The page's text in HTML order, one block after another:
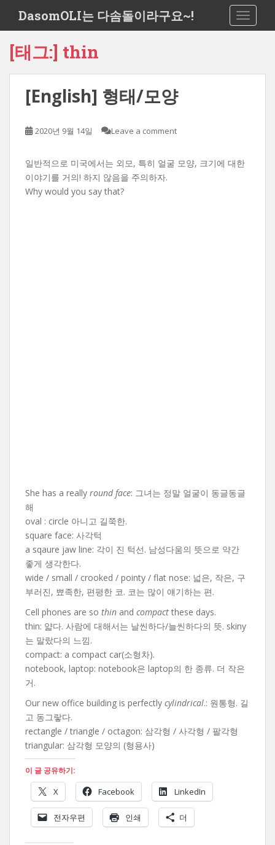
i
DasomOLI는 다솜돌이라구요~!
[태그:] thin
[English] 형태/모양
2020년 9월 14일 Leave a comment
일반적으로 미국에서는 외모, 특히 얼굴 모양, 크기에 대한
이야기를 거의! 하지 않음을 주의하자.
Why would you say that?
She has a really round face: 그녀는 정말 얼굴이 동글동글
해
oval : circle 아니고 길쭉한.
square face: 사각턱
a sqaure jaw line: 각이 진 턱선. 남성다움의 뜻으로 약간
좋게 생각한다.
wide / small / crooked / pointy / flat nose: 넓은, 작은, 구
부러진, 뾰족한, 편평한 코. 코는 많이 얘기하는 편.
Cell phones are so thin and compact these days.
thin: 얇다. 사람에 대해서는 날씬하다/늘씬하다의 뜻. skiny
는 말랐다의 느낌.
compact: a compact car(소형차).
notebook, laptop: notebook은 laptop의 한 종류. 더 작은
거.
Our new office building is perfectly cylindrical.: 원통형. 길
고 동그랗다.
rectangle / triangle / octagon: 삼각형 / 사각형 / 팔각형
triangular: 삼각형 모양의 (형용사)
이 글 공유하기:
X Facebook LinkedIn
전자우편 인쇄 더